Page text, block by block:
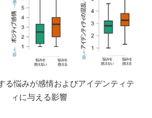
悩みが感情およびアイデンティテ
ィに与える影響